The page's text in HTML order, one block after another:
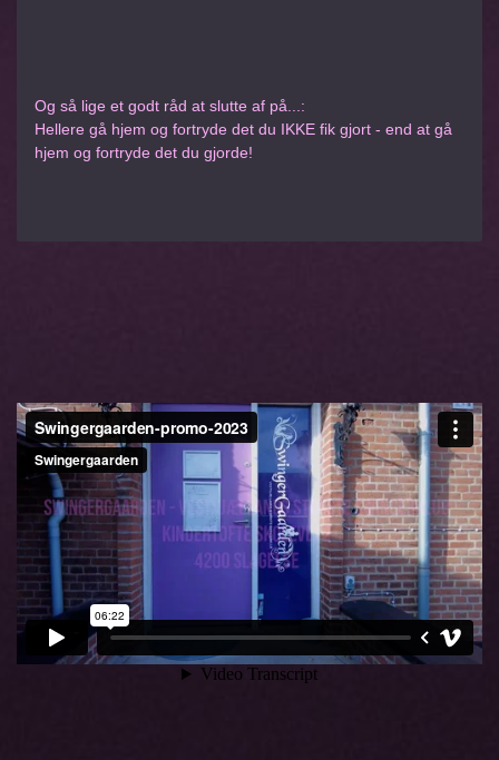
Og så lige et godt råd at slutte af på...:
Hellere gå hjem og fortryde det du IKKE fik gjort - end at gå
hjem og fortryde det du gjorde!